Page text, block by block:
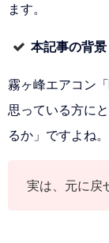
ます。
本記事の背景
霧ヶ峰エアコン
思っている方に
るか」ですよね。
実は、元に戻